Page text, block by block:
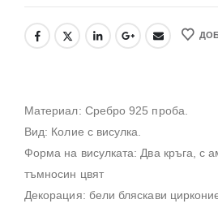
Материал: Сребро 925 проба.
Вид: Колие с висулка.
Форма на висулката: Два кръга, с
тъмносин цвят
Декорация: бели бляскави